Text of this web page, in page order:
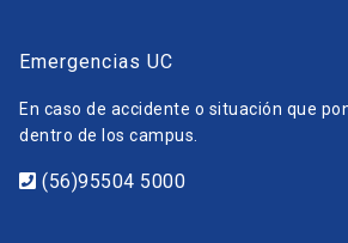
Emergencias UC
En caso de accidente o situación que
dentro de los campus.
(56)95504 5000